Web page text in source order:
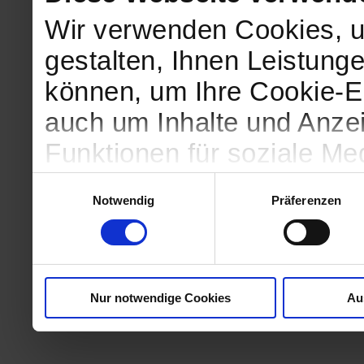
Wir verwenden Cookies,
gestalten, Ihnen
können, um Ihre Cookie-
auch um Inhalte und
Funktionen für soziale
geben wir Informationen
Website an unsere
und Analysen weiter, die
kein angemessenes
in denen Sie Ihre Rechte
Notwendig
Präferenzen
Nur notwendige Cookies